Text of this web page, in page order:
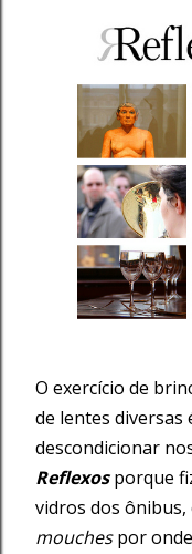
O exercício de
de lentes diversas
descondicionar
Reflexosporque
vidros dos ônibus,
mouchespor onde